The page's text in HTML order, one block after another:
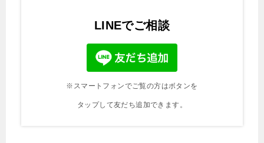
LINEでご相談
※スマートフォンでご覧の方はボタンを
タップして友だち追加できます。